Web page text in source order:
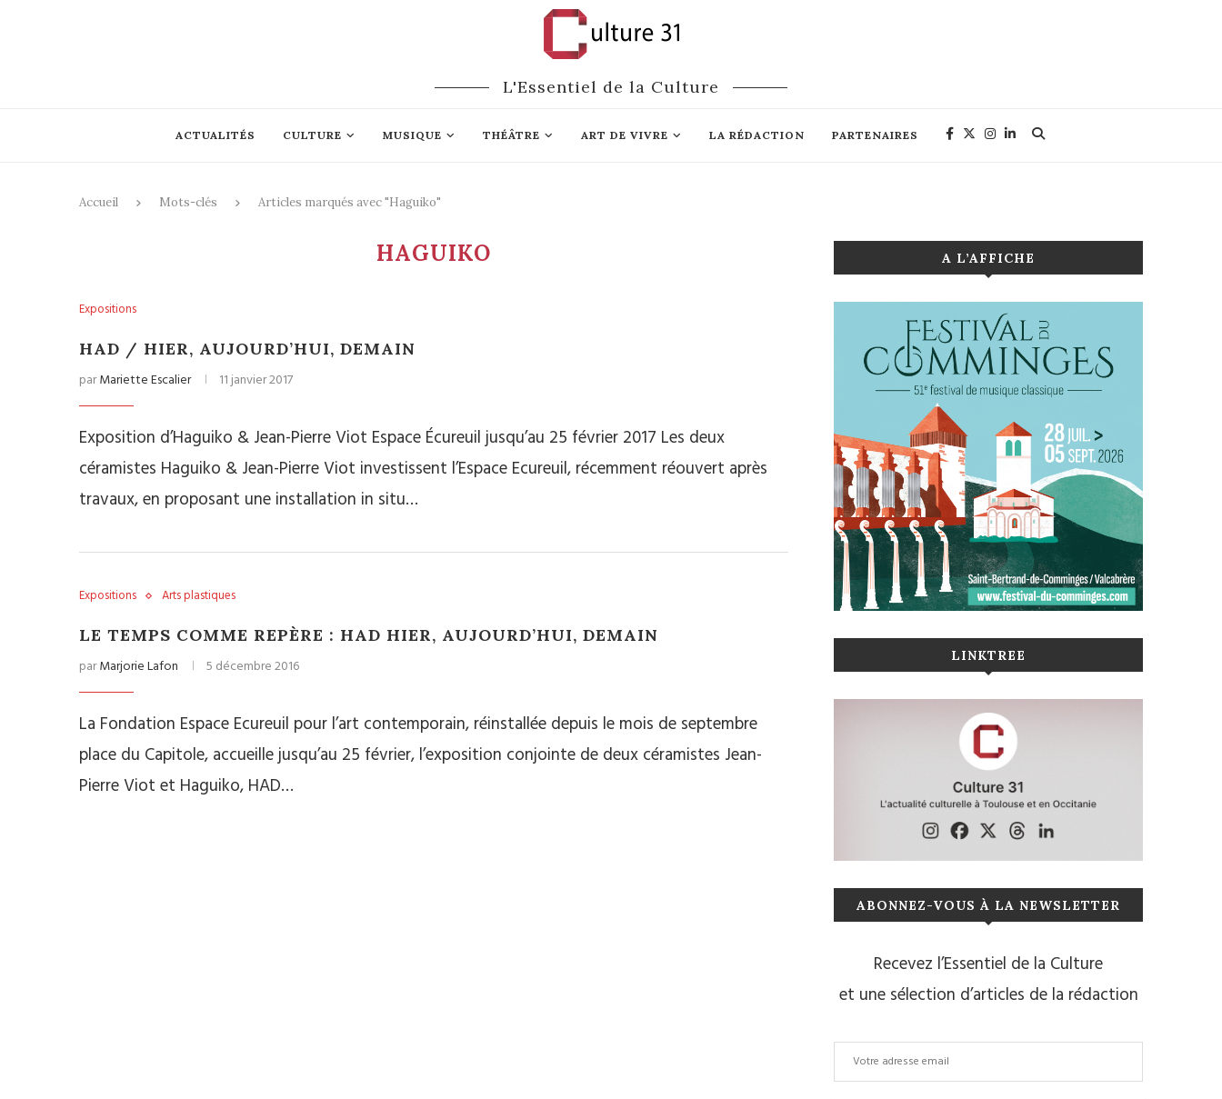
L'Essentiel de la Culture
ACTUALITÉS CULTURE MUSIQUE THÉÂTRE ART DE VIVRE LA RÉDACTION PARTENAIRES
Accueil Mots-clés Articles marqués avec "Haguiko"
HAGUIKO
Expositions
HAD / HIER, AUJOURD’HUI, DEMAIN
parMariette Escalier 11 janvier 2017
Exposition d’Haguiko & Jean-Pierre Viot Espace Écureuil jusqu’au 25 février 2017 Les deux
céramistes Haguiko & Jean-Pierre Viot investissent l’Espace Ecureuil, récemment réouvert après
travaux, en proposant une installation in situ…
Expositions Arts plastiques
LE TEMPS COMME REPÈRE : HAD HIER, AUJOURD’HUI, DEMAIN
parMarjorie Lafon 5 décembre 2016
La Fondation Espace Ecureuil pour l’art contemporain, réinstallée depuis le mois de septembre
place du Capitole, accueille jusqu’au 25 février, l’exposition conjointe de deux céramistes Jean-
Pierre Viot et Haguiko, HAD…
A L’AFFICHE
LINKTREE
ABONNEZ-VOUS À LA NEWSLETTER
Recevez l’Essentiel de la Culture
et une sélection d’articles de la rédaction